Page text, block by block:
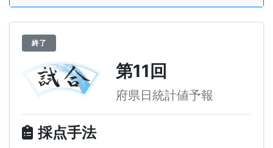
終了
第11回
府県日統計値予報
採点手法